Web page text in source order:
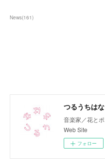
News(161)
つるうちは
音楽家／花と
Web Site
フォロー